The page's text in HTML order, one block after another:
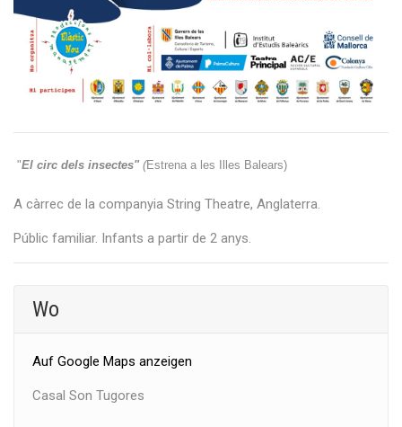
"El circ dels insectes" (Estrena a les Illes Balears)
A càrrec de la companyia String Theatre, Anglaterra.
Públic familiar. Infants a partir de 2 anys.
Wo
Auf Google Maps anzeigen
Casal Son Tugores